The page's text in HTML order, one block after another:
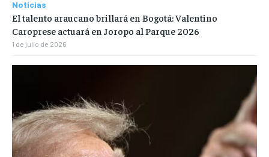
Noticias
El talento araucano brillará en Bogotá: Valentino
Caroprese actuará en Joropo al Parque 2026
1 de julio de 2026